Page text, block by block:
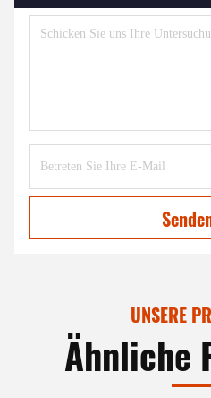
UNSERE
Ähnliche